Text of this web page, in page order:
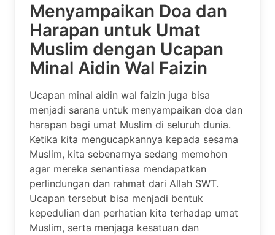
Menyampaikan Doa dan
Harapan untuk Umat
Muslim dengan Ucapan
Minal Aidin Wal Faizin
Ucapan minal aidin wal faizin juga bisa
menjadi sarana untuk menyampaikan doa dan
harapan bagi umat Muslim di seluruh dunia.
Ketika kita mengucapkannya kepada sesama
Muslim, kita sebenarnya sedang memohon
agar mereka senantiasa mendapatkan
perlindungan dan rahmat dari Allah SWT.
Ucapan tersebut bisa menjadi bentuk
kepedulian dan perhatian kita terhadap umat
Muslim, serta menjaga kesatuan dan